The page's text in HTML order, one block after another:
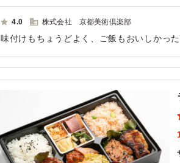
4.0 株式会社 京都美術倶楽部
味付けもちょうどよく、ご飯もおいしかっ